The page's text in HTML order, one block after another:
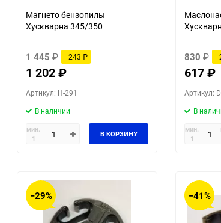
Магнето бензопилы
Хускварна 345/350
1 445 ₽ −243 ₽
1 202₽
Артикул: H-291
В наличии
мин.
1
В КОРЗИНУ
830 ₽
617₽
Артикул:
В
мин.
1
−29% −41%